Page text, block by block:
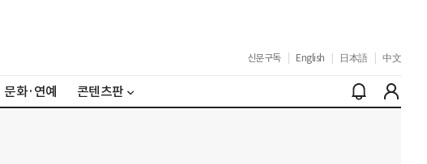
신문구독 English 日本語 中文
문화·연예 콘텐츠판